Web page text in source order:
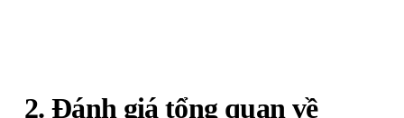
2. Đánh giá tổng quan về